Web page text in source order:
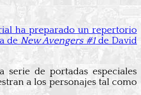
ha preparado un repertorio
deNew Avengers #1de David
serie de portadas especiales
a los personajes tal como